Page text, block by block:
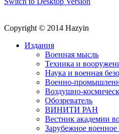
Copyright © 2014 Hazyin
Издания
Военная мысль
Техника и
Наука и военная
Военно-
Воздушно-
Обозреватель
ВИНИТИ РАН
Вестник академии
Зарубежное военное